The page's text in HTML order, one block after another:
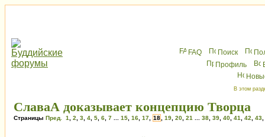
FAQ Поиск
Профиль
В этом
СлаваА доказывает концепцию Творца
Страницы Пред. 1 2 3 4 5 6 7 15 16 17 18 19 20 21 38 39 40 41 42 43